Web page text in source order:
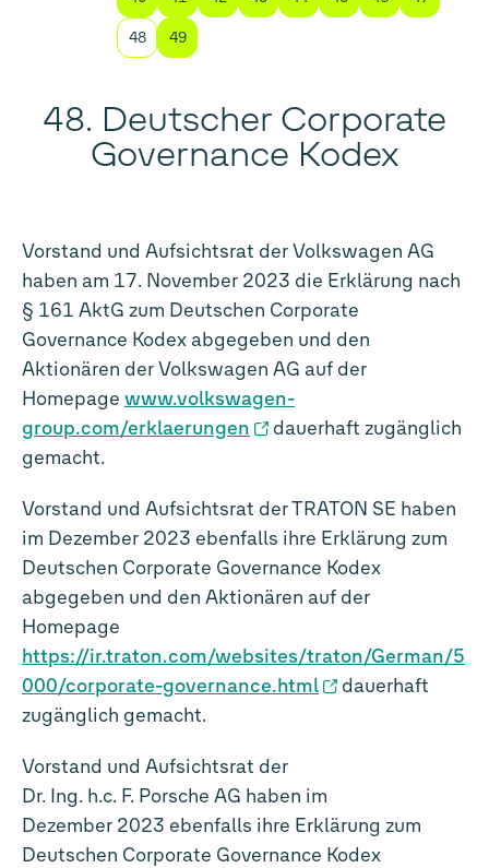
48 49
48. Deutscher Corporate
Governance Kodex
Vorstand und Aufsichtsrat der Volkswagen AG
haben am 17. November 2023 die Erklärung nach
§ 161 AktG zum Deutschen Corporate
Governance Kodex abgegeben und den
Aktionären der Volkswagen AG auf der
Homepage www.volkswagen-
group.com/erklaerungen
dauerhaft zugänglich
gemacht.
Vorstand und Aufsichtsrat der TRATON SE haben
im Dezember 2023 ebenfalls ihre Erklärung zum
Deutschen Corporate Governance Kodex
abgegeben und den Aktionären auf der
Homepage
https://ir.traton.com/websites/traton/German/5
000/corporate-governance.html
dauerhaft
zugänglich gemacht.
Vorstand und Aufsichtsrat der
Dr. Ing. h.c. F. Porsche AG haben im
Dezember 2023 ebenfalls ihre Erklärung zum
Deutschen Corporate Governance Kodex